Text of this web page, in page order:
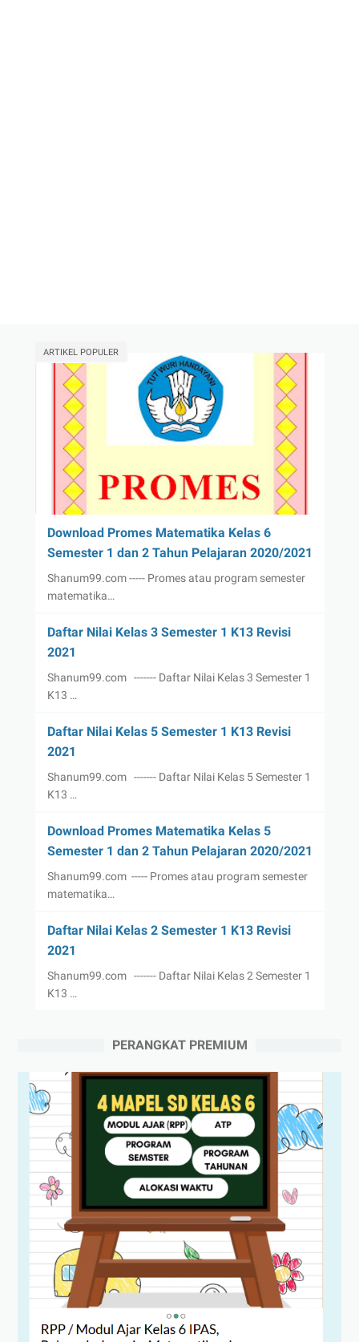
ARTIKEL POPULER
Download Promes Matematika Kelas 6
Semester 1 dan 2 Tahun Pelajaran 2020/2021
Shanum99.com ----- Promes atau program semester
matematika…
Daftar Nilai Kelas 3 Semester 1 K13 Revisi
2021
Shanum99.com ------- Daftar Nilai Kelas 3 Semester 1
K13 …
Daftar Nilai Kelas 5 Semester 1 K13 Revisi
2021
Shanum99.com ------- Daftar Nilai Kelas 5 Semester 1
K13 …
Download Promes Matematika Kelas 5
Semester 1 dan 2 Tahun Pelajaran 2020/2021
Shanum99.com ----- Promes atau program semester
matematika…
Daftar Nilai Kelas 2 Semester 1 K13 Revisi
2021
Shanum99.com ------- Daftar Nilai Kelas 2 Semester 1
K13 …
PERANGKAT PREMIUM